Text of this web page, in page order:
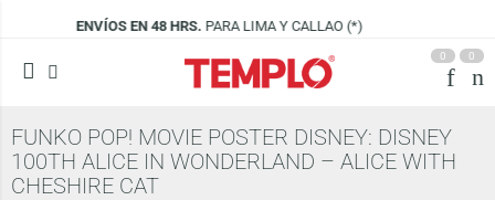
Y CALLAO (*) VISÍTANOS EN
0 0
FUNKO POP! MOVIE POSTER DISNEY: DISNEY
100TH ALICE IN WONDERLAND – ALICE WITH
CHESHIRE CAT